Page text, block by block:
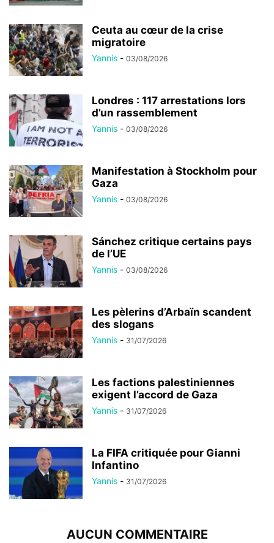
Ceuta au cœur de la crise
migratoire
Yannis - 03/08/2026
Londres : 117 arrestations lors
d’un rassemblement
Yannis - 03/08/2026
Manifestation à Stockholm pour
Gaza
Yannis - 03/08/2026
Sánchez critique certains pays
de l’UE
Yannis - 03/08/2026
Les pèlerins d’Arbaïn scandent
des slogans
Yannis - 31/07/2026
Les factions palestiniennes
exigent l’accord de Gaza
Yannis - 31/07/2026
La FIFA critiquée pour Gianni
Infantino
Yannis - 31/07/2026
AUCUN COMMENTAIRE